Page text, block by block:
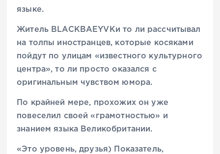
языке.
Житель BLACKBAEYVKи то ли рассчитывал
на толпы иностранцев, которые косяками
пойдут по улицам «известного культурного
центра», то ли просто оказался с
оригинальным чувством юмора.
По крайней мере, прохожих он уже
повеселил своей «грамотностью» и
знанием языка Великобритании.
«Это уровень, друзья) Показатель,